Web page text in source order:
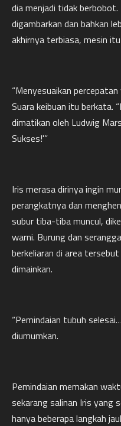
dia menjadi tidak
digambarkan dan bahkan
akhirnya terbiasa, mesin
“Menyesuaikan
Suara keibuan itu berkata.
dimatikan oleh Ludwig
Sukses!'”
Iris merasa dirinya ingin
perangkatnya dan
subur tiba-tiba muncul,
warni. Burung dan
berkeliaran di area
dimainkan.
“Pemindaian tubuh
diumumkan.
Pemindaian memakan
sekarang salinan Iris yang
hanya beberapa langkah